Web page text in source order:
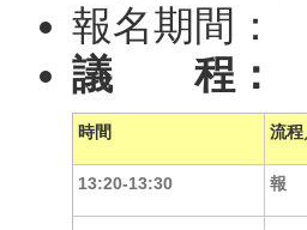
報名期間：
議 程：
時間 流程
13:20-13:30 報